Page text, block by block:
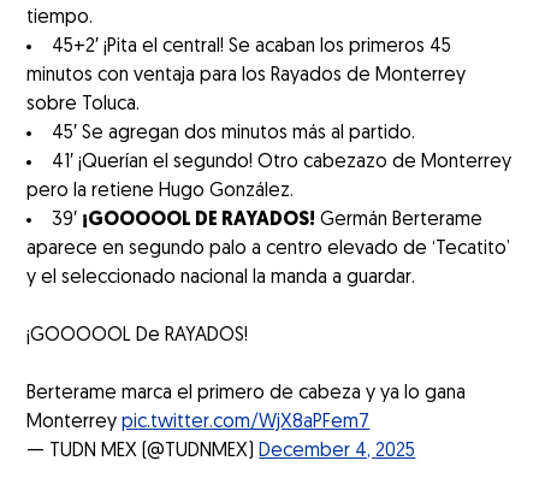
tiempo.
45+2′ ¡Pita el central! Se acaban los primeros 45
minutos con ventaja para los Rayados de Monterrey
sobre Toluca.
45′ Se agregan dos minutos más al partido.
41′ ¡Querían el segundo! Otro cabezazo de Monterrey
pero la retiene Hugo González.
39′ ¡GOOOOOL DE RAYADOS! Germán Berterame
aparece en segundo palo a centro elevado de ‘Tecatito’
y el seleccionado nacional la manda a guardar.
¡GOOOOOL De RAYADOS!
Berterame marca el primero de cabeza y ya lo gana
Monterreypic.twitter.com/WjX8aPFem7
— TUDN MEX (@TUDNMEX) December 4, 2025